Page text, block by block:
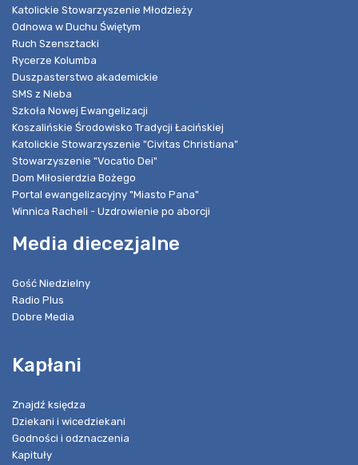
Katolickie Stowarzyszenie Młodzieży
Odnowa w Duchu Świętym
Ruch Szensztacki
Rycerze Kolumba
Duszpasterstwo akademickie
SMS z Nieba
Szkoła Nowej Ewangelizacji
Koszalińskie Środowisko Tradycji Łacińskiej
Katolickie Stowarzyszenie "Civitas Christiana"
Stowarzyszenie "Vocatio Dei"
Dom Miłosierdzia Bożego
Portal ewangelizacyjny "Miasto Pana"
Winnica Racheli - Uzdrowienie po aborcji
Media diecezjalne
Gość Niedzielny
Radio Plus
Dobre Media
Kapłani
Znajdź księdza
Dziekani i wicedziekani
Godności i odznaczenia
Kapituły